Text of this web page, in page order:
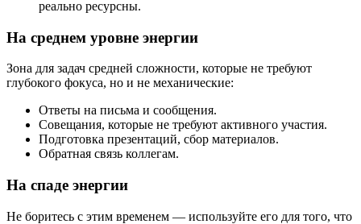
реально ресурсны.
На среднем уровне энергии
Зона для задач средней сложности, которые не требуют
глубокого фокуса, но и не механические:
Ответы на письма и сообщения.
Совещания, которые не требуют активного участия.
Подготовка презентаций, сбор материалов.
Обратная связь коллегам.
На спаде энергии
Не боритесь с этим временем — используйте его для того, что